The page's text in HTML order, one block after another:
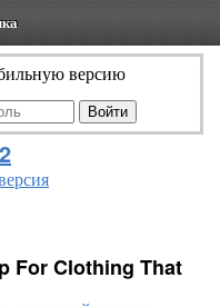
версию
For Clothing That